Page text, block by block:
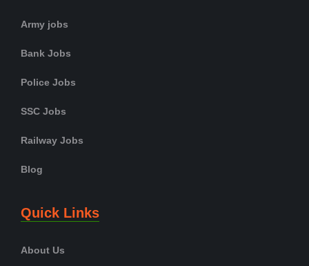
Army jobs
Bank Jobs
Police Jobs
SSC Jobs
Railway Jobs
Blog
Quick Links
About Us